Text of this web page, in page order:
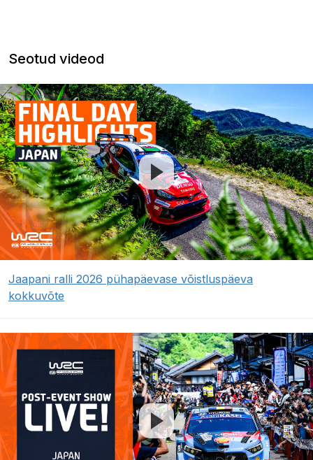
Seotud videod
Jaapani ralli 2026 pühapäevase võistluspäeva
kokkuvõte